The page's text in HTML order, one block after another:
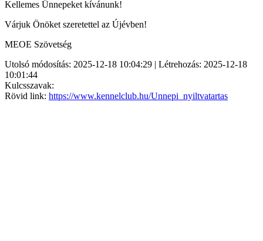
Kellemes Ünnepeket kívánunk!
Várjuk Önöket szeretettel az Újévben!
MEOE Szövetség
Utolsó módosítás: 2025-12-18 10:04:29 | Létrehozás: 2025-12-18
10:01:44
Kulcsszavak:
Rövid link: https://www.kennelclub.hu/Unnepi_nyiltvatartas